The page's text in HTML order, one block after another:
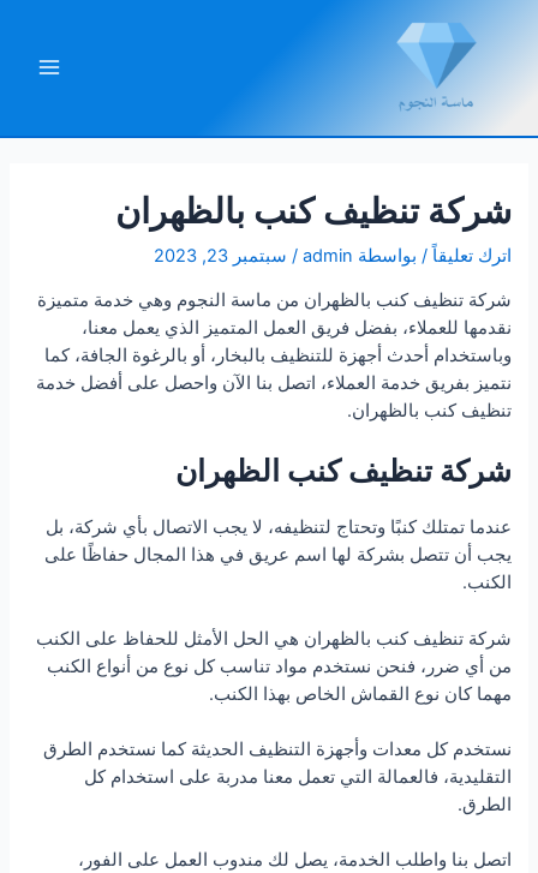
شركة تنظيف كنب بالظهران
اترك تعليقاً / بواسطة admin
/ سبتمبر 23, 2023
شركة تنظيف كنب بالظهران من ماسة النجوم وهي خدمة متميزة
نقدمها للعملاء، بفضل فريق العمل المتميز الذي يعمل معنا،
وباستخدام أحدث أجهزة للتنظيف بالبخار، أو بالرغوة الجافة، كما
نتميز بفريق خدمة العملاء، اتصل بنا الآن واحصل على أفضل خدمة
تنظيف كنب بالظهران.
شركة تنظيف كنب الظهران
عندما تمتلك كنبًا وتحتاج لتنظيفه، لا يجب الاتصال بأي شركة، بل
يجب أن تتصل بشركة لها اسم عريق في هذا المجال حفاظًا على
الكنب.
شركة تنظيف كنب بالظهران هي الحل الأمثل للحفاظ على الكنب
من أي ضرر، فنحن نستخدم مواد تناسب كل نوع من أنواع الكنب
مهما كان نوع القماش الخاص بهذا الكنب.
نستخدم كل معدات وأجهزة التنظيف الحديثة كما نستخدم الطرق
التقليدية، فالعمالة التي تعمل معنا مدربة على استخدام كل
الطرق.
اتصل بنا واطلب الخدمة، يصل لك مندوب العمل على الفور،